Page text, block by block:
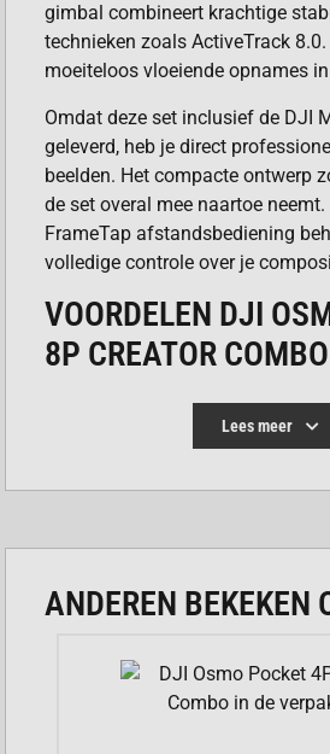
gimbal combineert krachtige
technieken zoals ActiveTrack
moeiteloos vloeiende opnames
Omdat deze set inclusief de DJI
geleverd, heb je direct
beelden. Het compacte ontwerp
de set overal mee naartoe
FrameTap afstandsbediening
volledige controle over je
VOORDELEN DJI
8P CREATOR COMBO
Je geniet van extreem
de hoogwaardige drie-
Je beschikt direct over
dankzij de meegeleverde
De ingebouwde verlengstok
mogelijkheid om vanuit
Lees meer
ANDEREN BEKEKEN